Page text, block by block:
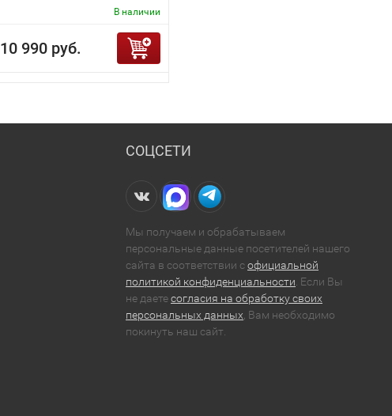
В наличии
10 990 руб.
СОЦСЕТИ
Мы получаем и обрабатываем
персональные данные посетителей нашего
сайта в соответствии софициальной
политикой конфиденциальности . Если Вы
не даетесогласия на обработку своих
персональных данных , Вам необходимо
покинуть наш сайт.